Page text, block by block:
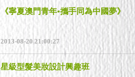
《寧夏澳門青年•攜手同為中國夢》
2013-08-20 21:00:27
星級型髮美妝設計興趣班